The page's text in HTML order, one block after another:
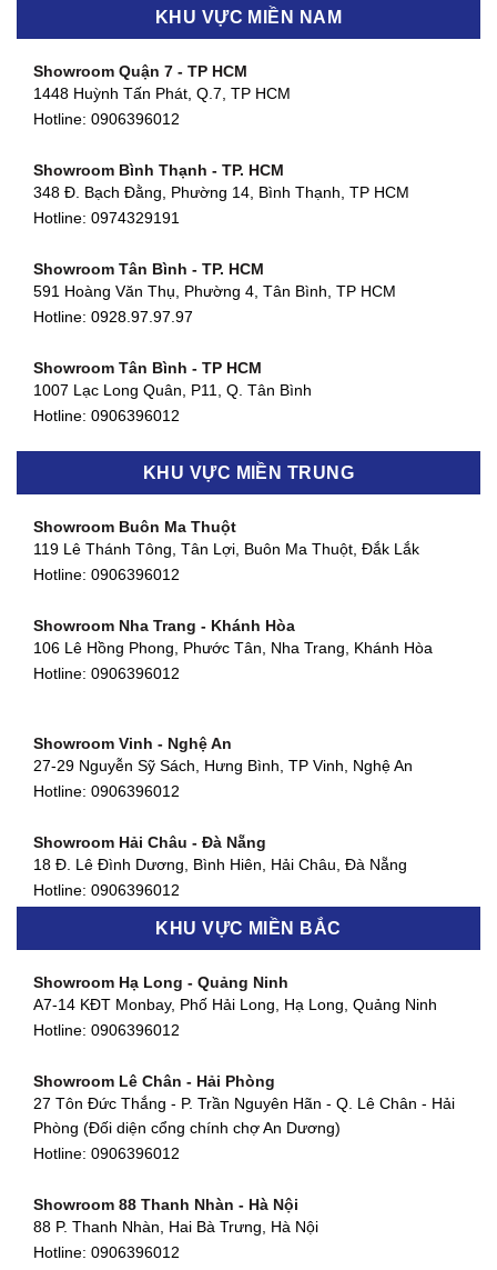
KHU VỰC MIỀN NAM
Showroom Quận 7 - TP HCM
1448 Huỳnh Tấn Phát, Q.7, TP HCM
Hotline: 0906396012
Showroom Bình Thạnh - TP. HCM
348 Đ. Bạch Đằng, Phường 14, Bình Thạnh, TP HCM
Hotline: 0974329191
Showroom Tân Bình - TP. HCM
591 Hoàng Văn Thụ, Phường 4, Tân Bình, TP HCM
Hotline: 0928.97.97.97
Showroom Tân Bình - TP HCM
1007 Lạc Long Quân, P11, Q. Tân Bình
Hotline: 0906396012
Showroom Biên Hòa - Đồng Nai
Showroom Thuận An - Bình Dương
Showroom Quận 11 - TP. HCM
Showroom Quận 4 - TP. HCM
127 Khánh Hội, Phường 3, Quận 4,TP. HCM
Showroom Quận 7 - TP. HCM
877 Huỳnh Tấn Phát, Phú Thuận, Quận 7, TP HCM
Hotline:0906396012
580 Phan Văn Trị, Phường 7, Quận 5, TP HCM
Hotline:0906396012
90 Đ. Cộng Hòa, Phường 4, Tân Bình, TP HCM
Hotline:0906396012
KHU VỰC MIỀN TRUNG
Showroom Buôn Ma Thuột
119 Lê Thánh Tông, Tân Lợi, Buôn Ma Thuột, Đắk Lắk
Hotline: 0906396012
Showroom Nha Trang - Khánh Hòa
106 Lê Hồng Phong, Phước Tân, Nha Trang, Khánh Hòa
Hotline: 0906396012
Showroom Vinh - Nghệ An
27-29 Nguyễn Sỹ Sách, Hưng Bình, TP Vinh, Nghệ An
Hotline: 0906396012
Showroom Hải Châu - Đà Nẵng
18 Đ. Lê Đình Dương, Bình Hiên, Hải Châu, Đà Nẵng
Hotline: 0906396012
Showroom Thanh Khê - Đà Nẵng
Hotline:0906396012
Showroom Cẩm Lệ - Đà Nẵng
Hotline:0906396012
Showroom Huế
54 Hùng Vương, Phú Hội, Thành phố Huế, Thừa Thiên Huế
Showroom Hà Tĩnh
82 Quang Trung, Thạch Quý, Hà Tĩnh
KHU VỰC MIỀN BẮC
Showroom Hạ Long - Quảng Ninh
A7-14 KĐT Monbay, Phố Hải Long, Hạ Long, Quảng Ninh
Hotline: 0906396012
Showroom Lê Chân - Hải Phòng
27 Tôn Đức Thắng - P. Trần Nguyên Hãn - Q. Lê Chân - Hải
Phòng (Đối diện cổng chính chợ An Dương)
Hotline: 0906396012
Showroom 88 Thanh Nhàn - Hà Nội
88 P. Thanh Nhàn, Hai Bà Trưng, Hà Nội
Hotline: 0906396012